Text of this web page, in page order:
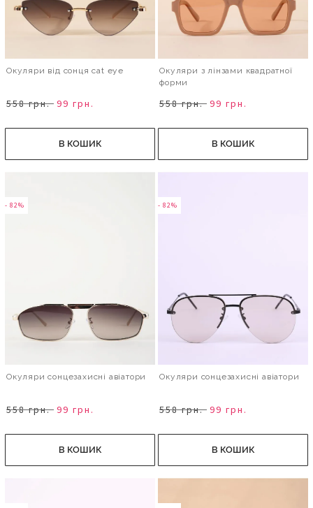
Окуляри від сонця cat eye
558 грн. 99 грн.
В КОШИК
Окуляри з лінзами квадратної
форми
558 грн. 99 грн.
В КОШИК
- 82%
Окуляри сонцезахисні авіатори
558 грн. 99 грн.
В КОШИК
- 82%
Окуляри сонцезахисні авіатори
558 грн. 99 грн.
В КОШИК